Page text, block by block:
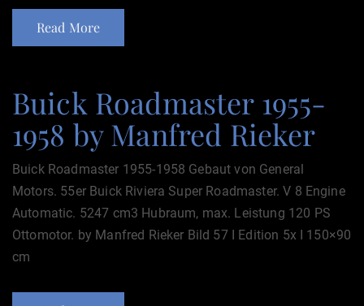
Read More
Buick Roadmaster 1955-
1958 by Manfred Rieker
Buick Roadmaster 1955-1958 Gebaut von General
Motors. 55er Buick Riviera Super Roadmaster. V 8 Engine
Automatic. 5247 cm3 Hubraum, max. Leistung 120 PS
Ottomotor. by Manfred Rieker Bild 57 I Edition 5x I 150×90
cm